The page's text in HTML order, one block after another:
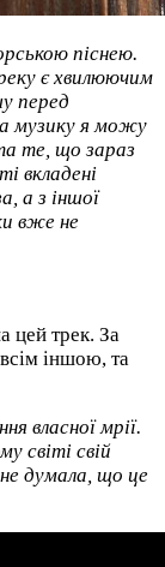
піснею.
є хвилюючим
перед
музику я можу
те, що зараз
вкладені
а з іншої
вже не
цей трек. За
іншою, та
власної мрії.
світі свій
думала, що це